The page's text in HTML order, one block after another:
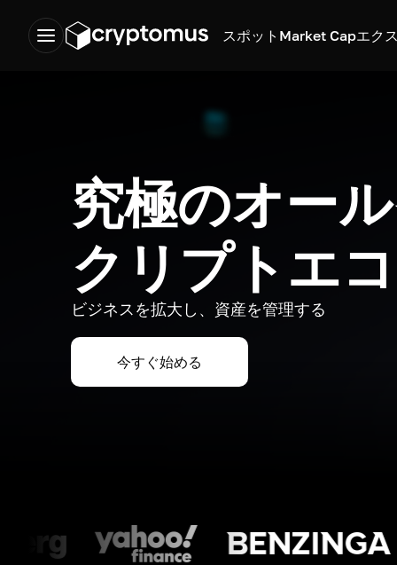
スポット Market Capエク
究極のオー
クリプトエ
ビジネスを拡大し、資産を管理する
今すぐ始める